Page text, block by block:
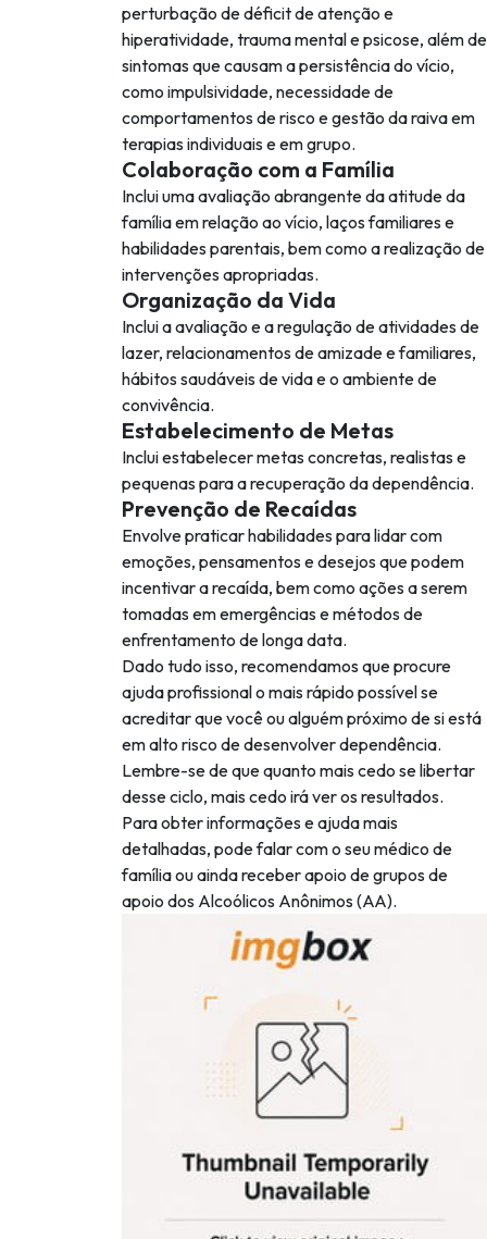
perturbação de déficit de atenção e
hiperatividade, trauma mental e psicose, além de
sintomas que causam a persistência do vício,
como impulsividade, necessidade de
comportamentos de risco e gestão da raiva em
terapias individuais e em grupo.
Colaboração com a Família
Inclui uma avaliação abrangente da atitude da
família em relação ao vício, laços familiares e
habilidades parentais, bem como a realização de
intervenções apropriadas.
Organização da Vida
Inclui a avaliação e a regulação de atividades de
lazer, relacionamentos de amizade e familiares,
hábitos saudáveis de vida e o ambiente de
convivência.
Estabelecimento de Metas
Inclui estabelecer metas concretas, realistas e
pequenas para a recuperação da dependência.
Prevenção de Recaídas
Envolve praticar habilidades para lidar com
emoções, pensamentos e desejos que podem
incentivar a recaída, bem como ações a serem
tomadas em emergências e métodos de
enfrentamento de longa data.
Dado tudo isso, recomendamos que procure
ajuda profissional o mais rápido possível se
acreditar que você ou alguém próximo de si está
em alto risco de desenvolver dependência.
Lembre-se de que quanto mais cedo se libertar
desse ciclo, mais cedo irá ver os resultados.
Para obter informações e ajuda mais
detalhadas, pode falar com o seu médico de
família ou ainda receber apoio de grupos de
apoio dos Alcoólicos Anônimos (AA).